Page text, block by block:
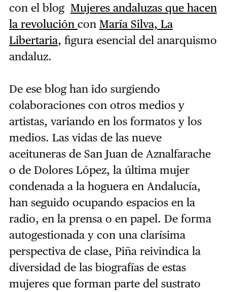
con el blog Mujeres andaluzas que hacen
la revolución con María Silva, La
Libertaria, figura esencial del anarquismo
andaluz.
De ese blog han ido surgiendo
colaboraciones con otros medios y
artistas, variando en los formatos y los
medios. Las vidas de las nueve
aceituneras de San Juan de Aznalfarache
o de Dolores López, la última mujer
condenada a la hoguera en Andalucía,
han seguido ocupando espacios en la
radio, en la prensa o en papel. De forma
autogestionada y con una clarísima
perspectiva de clase, Piña reivindica la
diversidad de las biografías de estas
mujeres que forman parte del sustrato